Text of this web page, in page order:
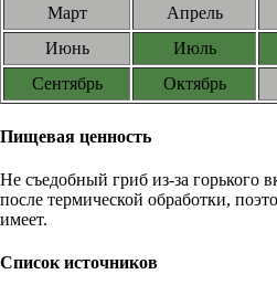
Март
Апрель
Июнь
Июль
Сентябрь
Октябрь
Пищевая ценность
Не съедобный гриб из-за горького
после термической обработки,
имеет.
Список источников